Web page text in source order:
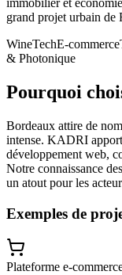
immobilier et
grand projet urbain de
WineTechE-commerce
& Photonique
Pourquoi
Bordeaux attire de
intense. KADRI
développement web,
Notre connaissance
un atout pour les
Exemples de
Plateforme e-